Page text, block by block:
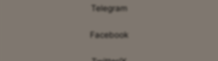
Telegram
Facebook